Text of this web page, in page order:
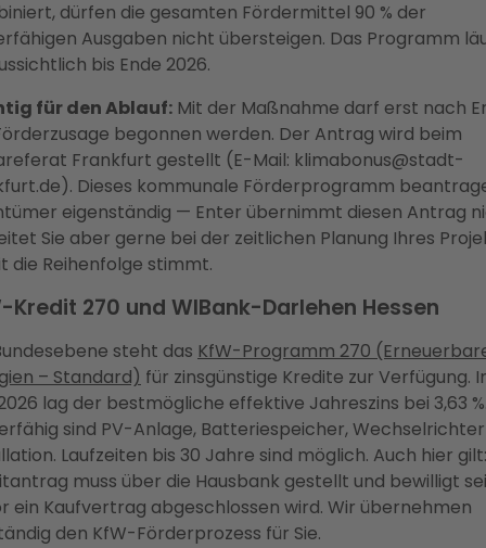
dürfen die gesamten Fördermittel 90 % der
Ausgaben nicht übersteigen. Das Programm
bis Ende 2026.
für den Ablauf: Mit der Maßnahme darf erst nach
begonnen werden. Der Antrag wird beim
Frankfurt gestellt (E-Mail: klimabonus@stadt-
Dieses kommunale Förderprogramm
eigenständig — Enter übernimmt diesen Antrag
Sie aber gerne bei der zeitlichen Planung Ihres
die Reihenfolge stimmt.
Kredit 270 und WIBank-Darlehen Hessen
steht das KfW-Programm 270
– Standard) für zinsgünstige Kredite zur Verfügung.
lag der bestmögliche effektive Jahreszins bei 3,63
sind PV-Anlage, Batteriespeicher,
Laufzeiten bis 30 Jahre sind möglich. Auch hier
muss über die Hausbank gestellt und bewilligt
ein Kaufvertrag abgeschlossen wird. Wir übernehmen
den KfW-Förderprozess für Sie.